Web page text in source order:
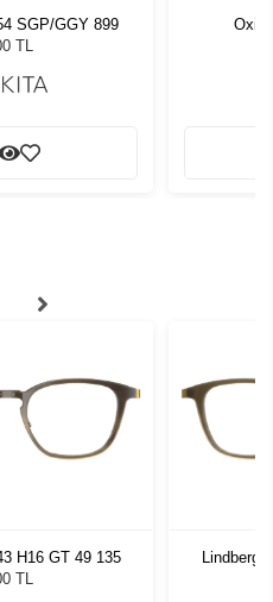
SGP/GGY 899
TL
H16 GT 49 135
TL
Lindberg